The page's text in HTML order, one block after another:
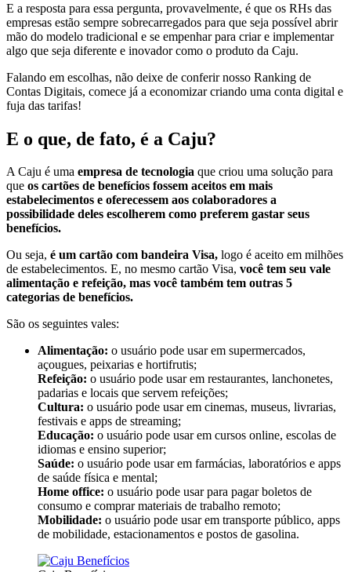
E a resposta para essa pergunta, provavelmente, é que os RHs das
empresas estão sempre sobrecarregados para que seja possível abrir
mão do modelo tradicional e se empenhar para criar e implementar
algo que seja diferente e inovador como o produto da Caju.
Falando em escolhas, não deixe de conferir nosso Ranking de
Contas Digitais, comece já a economizar criando uma conta digital e
fuja das tarifas!
E o que, de fato, é a Caju?
A Caju é uma empresa de tecnologia que criou uma solução para
que os cartões de benefícios fossem aceitos em mais
estabelecimentos e oferecessem aos colaboradores a
possibilidade deles escolherem como preferem gastar seus
benefícios.
Ou seja, é um cartão com bandeira Visa, logo é aceito em milhões
de estabelecimentos. E, no mesmo cartão Visa, você tem seu vale
alimentação e refeição, mas você também tem outras 5
categorias de benefícios.
São os seguintes vales:
Alimentação: o usuário pode usar em supermercados,
açougues, peixarias e hortifrutis;
Refeição: o usuário pode usar em restaurantes, lanchonetes,
padarias e locais que servem refeições;
Cultura: o usuário pode usar em cinemas, museus, livrarias,
festivais e apps de streaming;
Educação: o usuário pode usar em cursos online, escolas de
idiomas e ensino superior;
Saúde: o usuário pode usar em farmácias, laboratórios e apps
de saúde física e mental;
Home office: o usuário pode usar para pagar boletos de
consumo e comprar materiais de trabalho remoto;
Mobilidade: o usuário pode usar em transporte público, apps
de mobilidade, estacionamentos e postos de gasolina.